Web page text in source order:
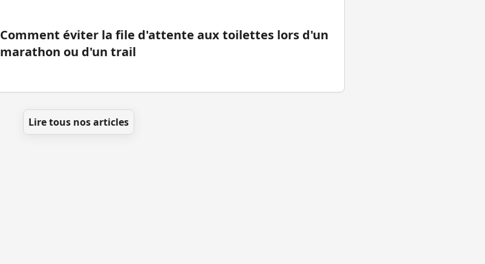
Comment éviter la file d'attente aux toilettes lors d'un
marathon ou d'un trail
Lire tous nos articles